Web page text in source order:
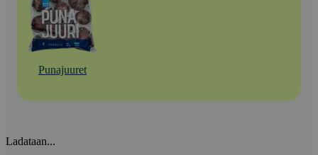
Punajuuret
Ladataan...